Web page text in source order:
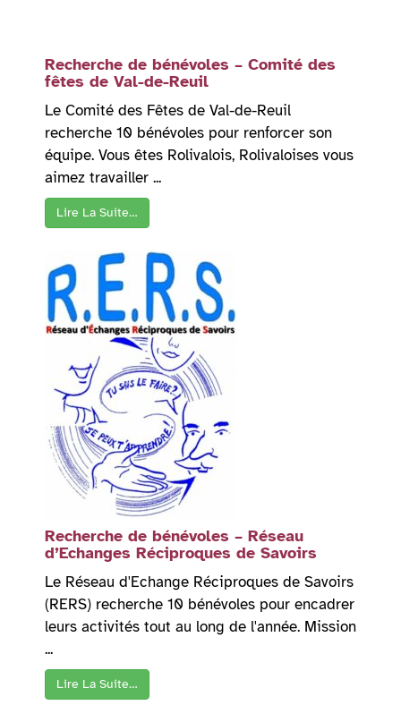
Recherche de bénévoles – Comité des
fêtes de Val-de-Reuil
Le Comité des Fêtes de Val-de-Reuil
recherche 10 bénévoles pour renforcer son
équipe. Vous êtes Rolivalois, Rolivaloises vous
aimez travailler ...
Lire La Suite…
Recherche de bénévoles – Réseau
d’Echanges Réciproques de Savoirs
Le Réseau d'Echange Réciproques de Savoirs
(RERS) recherche 10 bénévoles pour encadrer
leurs activités tout au long de l'année. Mission
...
Lire La Suite…